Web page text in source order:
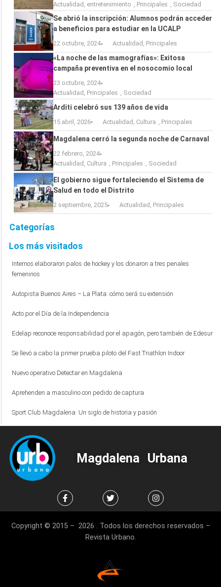
Actualidad , entretenimiento , Principales , Sociedad
Se abrió la inscripción: Alumnos podrán acceder
a beneficios para estudiar en la UCALP
22 octubre, 2024 Actualidad , Principales
«La noche de las mamografías»: Exitosa
campaña preventiva en el nosocomio local
23 octubre, 2024
Actualidad , Principales , Sociedad
Arditi celebró sus 139 años de vida
15 abril, 2026 Actualidad Cultura Principales
Magdalena cerró la segunda noche de Carnaval
22 febrero, 2024
Actualidad , Cultura , Principales , Sociedad
El gobierno sigue fortaleciendo el Sistema de
Salud en todo el Distrito
2 septiembre, 2025 Actualidad , Principales
Categorías
Los más visitados
Internos elaboraron palos de hockey y los donaron a tres penales
femeninos
Autopista Buenos Aires – La Plata: cómo será su extensión
Acto por el Día de la Independencia
Edelap reconoce responsabilidad por el apagón, pero también de Edesur
Se llevó a cabo la primer prueba piloto del Fast Triathlon Indoor
Nuevo operativo Detectar en Magdalena
Aprehenden a masculino con pedido de captura
Sport Club Magdalena: Un siglo de historia y pasión
Magdalena Urbana
Copyright © 2015 – 2026 . Todos los derechos reservados –
Revista Urbano.